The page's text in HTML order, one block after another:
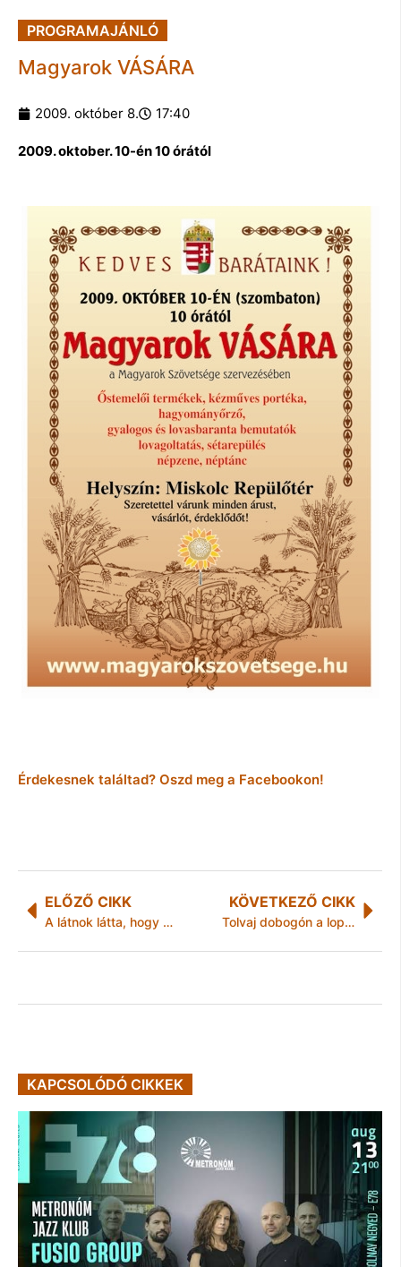
PROGRAMAJÁNLÓ
Magyarok VÁSÁRA
2009. október 8. 17:40
2009. oktober. 10-én 10 órától
Érdekesnek találtad? Oszd meg a Facebookon!
ELŐZŐ CIKK
A látnok látta, hogy hol a pénz!
KÖVETKEZŐ CIKK
Tolvaj dobogón a lopós robogós
KAPCSOLÓDÓ CIKKEK